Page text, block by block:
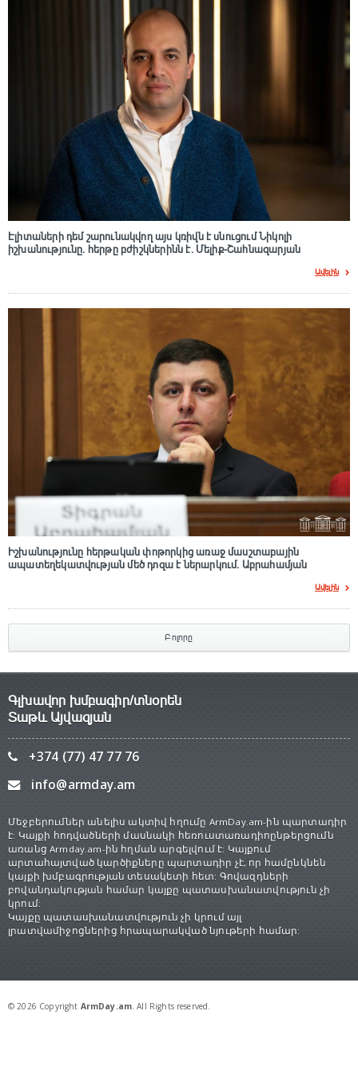
Էլիտաների դեմ շարունակվող այս կռիվն է սնուցում Նիկոլի
իշխանությունը. հերթը բժիշկներինն է. Մելիք-Շահնազարյան
Ավելին
Իշխանությունը հերթական փոթորկից առաջ մասշտաբային
ապատեղեկատվության մեծ դnզա է ներարկում․ Աբրահամյան
Ավելին
Բոլորը
Գլխավոր խմբագիր/տնօրեն
Տաթև Այվազյան
+374 (77) 47 77 76
info@armday.am
Մեջբերումներ անելիս ակտիվ հղումը ArmDay.am-ին պարտադիր
է: Կայքի հոդվածների մասնակի հեռուստառադիոընթերցումն
առանց Armday.am-ին հղման արգելվում է: Կայքում
արտահայտված կարծիքները պարտադիր չէ, որ համընկնեն
կայքի խմբագրության տեսակետի հետ: Գովազդների
բովանդակության համար կայքը պատասխանատվություն չի
կրում:
Կայքը պատասխանատվություն չի կրում այլ
լրատվամիջոցներից հրապարակված նյութերի համար:
© 2026 Copyright ArmDay.am. All Rights reserved.